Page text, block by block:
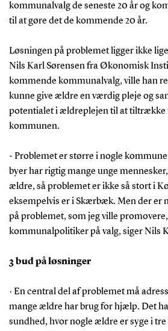
kommunalvalg de seneste 20 år og
til at gøre det de kommende 20 år.
Løsningen på problemet ligger ikke
Nils Karl Sørensen fra Økonomisk
kommende kommunalvalg, ville han
kunne give ældre en værdig pleje og
potentialet i ældreplejen til at tiltrække
kommunen.
- Problemet er større i nogle
byer har rigtig mange unge
ældre, så problemet er ikke så stort i
eksempelvis er i Skærbæk. Men der er
på problemet, som jeg ville
kommunalpolitiker på valg, siger Nils
3 bud på løsninger
· En central del af problemet må
mange ældre har brug for hjælp. Det
sundhed, hvor nogle ældre er syge i